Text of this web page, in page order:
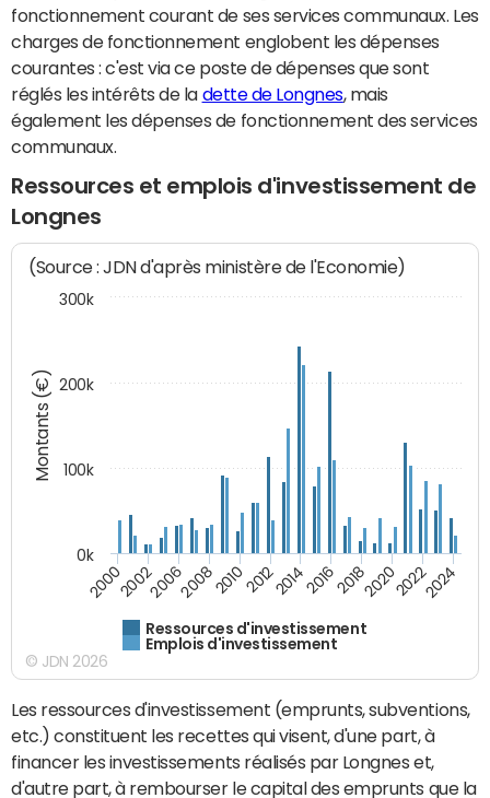
fonctionnement courant de ses services communaux. Les
charges de fonctionnement englobent les dépenses
courantes : c'est via ce poste de dépenses que sont
réglés les intérêts de la dette de Longnes, mais
également les dépenses de fonctionnement des services
communaux.
Ressources et emplois d'investissement de
Longnes
Montants (€)
(Source : JDN d'après ministère de l'Economie)
Ressources d'investissement
Emplois d'investissement
200020022006200820102012201420162018202020222024
0k
100k
200k
300k
© JDN 2026
Les ressources d'investissement (emprunts, subventions,
etc.) constituent les recettes qui visent, d'une part, à
financer les investissements réalisés par Longnes et,
d'autre part, à rembourser le capital des emprunts que la